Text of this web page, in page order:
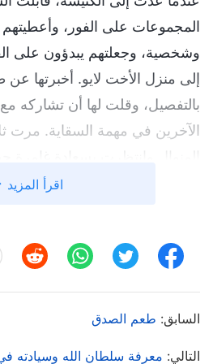
المجموعات على الفور،
وشخصية، وجعلتهم يبدؤون على
إلى منزل الأخت لايو. أخبرتها
بالتفصيل، وقلت لها أن تشاركه مع
الآخرين في مهمة السقاية. مرت
لدهشتي، أخبروني أنهم واجهوا
والقساوسة الدينيين لعدم
عقلي يدور. كيف يمكن لهذا أن
اقرأ المزيد
السابق: طعم الصدق
التالي: معرفة سلطان الله وسيادته في